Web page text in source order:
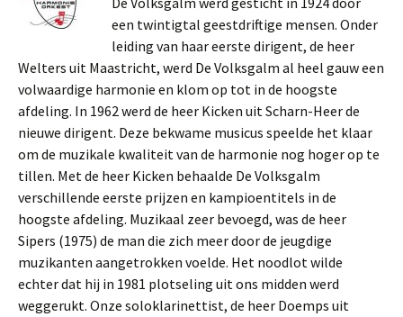
een twintigtal geestdriftige mensen. Onder
leiding van haar eerste dirigent, de heer
Welters uit Maastricht, werd De Volksgalm al heel gauw een
volwaardige harmonie en klom op tot in de hoogste
afdeling. In 1962 werd de heer Kicken uit Scharn-Heer de
nieuwe dirigent. Deze bekwame musicus speelde het klaar
om de muzikale kwaliteit van de harmonie nog hoger op te
tillen. Met de heer Kicken behaalde De Volksgalm
verschillende eerste prijzen en kampioentitels in de
hoogste afdeling. Muzikaal zeer bevoegd, was de heer
Sipers (1975) de man die zich meer door de jeugdige
muzikanten aangetrokken voelde. Het noodlot wilde
echter dat hij in 1981 plotseling uit ons midden werd
weggerukt. Onze soloklarinettist, de heer Doemps uit